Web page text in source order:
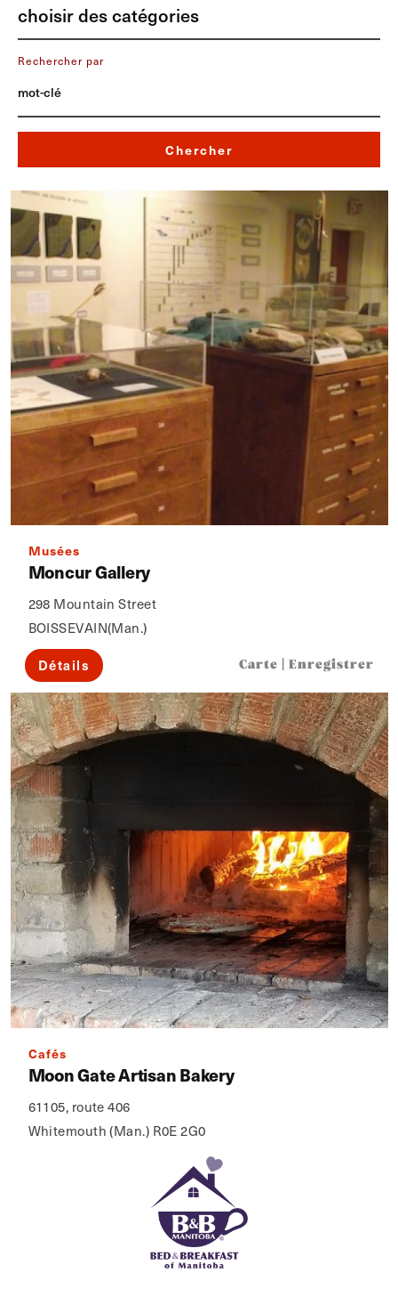
choisir des catégories
Rechercher par
Chercher
Musées
Moncur Gallery
298 Mountain Street
BOISSEVAIN(Man.)
Détails Carte Enregistrer
Cafés
Moon Gate Artisan Bakery
61105, route 406
Whitemouth (Man.) R0E 2G0